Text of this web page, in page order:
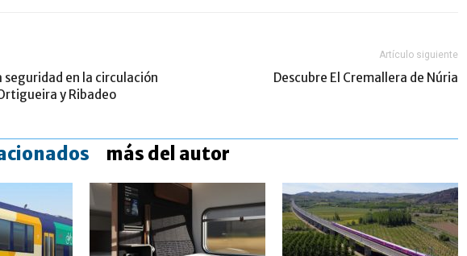
en la circulación
y Ribadeo
Artículo siguiente
Descubre El Cremallera de Núria
más del autor